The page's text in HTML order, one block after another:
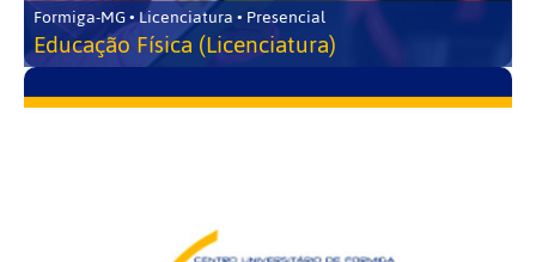
Formiga-MG • Licenciatura • Presencial
Educação Física (Licenciatura)